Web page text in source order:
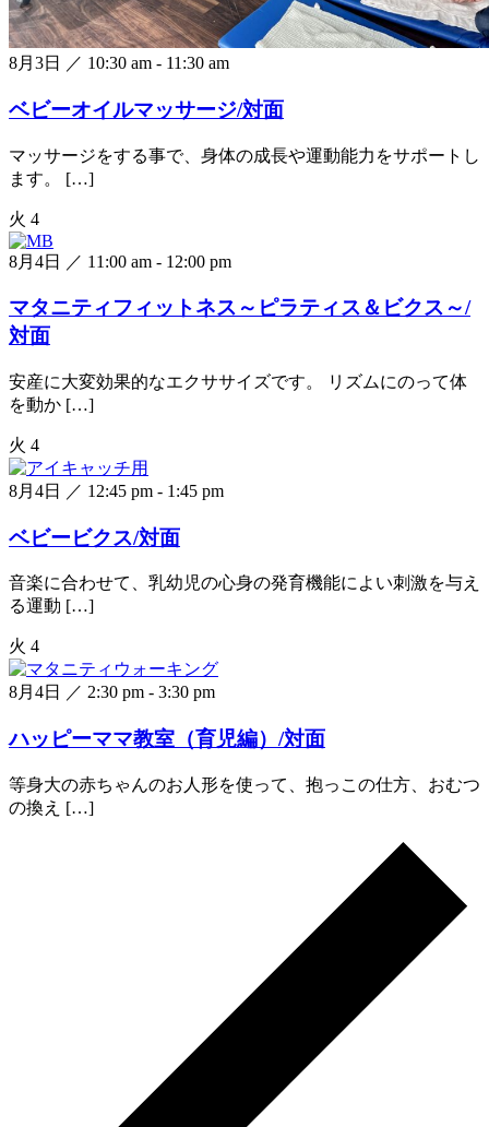
8月3日 ／ 10:30 am - 11:30 am
ベビーオイルマッサージ/対面
マッサージをする事で、身体の成長や運動能力をサポートし
ます。 […]
火 4
8月4日 ／ 11:00 am - 12:00 pm
マタニティフィットネス～ピラティス＆ビクス～/
対面
安産に大変効果的なエクササイズです。 リズムにのって体
を動か […]
火 4
8月4日 ／ 12:45 pm - 1:45 pm
ベビービクス/対面
音楽に合わせて、乳幼児の心身の発育機能によい刺激を与え
る運動 […]
火 4
8月4日 ／ 2:30 pm - 3:30 pm
ハッピーママ教室（育児編）/対面
等身大の赤ちゃんのお人形を使って、抱っこの仕方、おむつ
の換え […]